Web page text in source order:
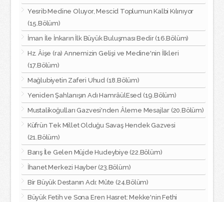
Yesrib Medine Oluyor, Mescid Toplumun Kalbi Kılınıyor
(15.Bölüm)
İman İle İnkarın İlk Büyük Buluşması Bedir (16.Bölüm)
Hz. Âişe (ra) Annemizin Gelişi ve Medine'nin İlkleri
(17.Bölüm)
Mağlubiyetin Zaferi Uhud (18.Bölüm)
Yeniden Şahlanışın Adı HamrâülEsed (19.Bölüm)
Mustalikoğulları Gazvesi'nden Âleme Mesajlar (20.Bölüm)
Küfrün Tek Millet Olduğu Savaş Hendek Gazvesi
(21.Bölüm)
Barış İle Gelen Müjde Hudeybiye (22.Bölüm)
İhanet Merkezi Hayber (23.Bölüm)
Bir Büyük Destanın Adı: Mûte (24.Bölüm)
Büyük Fetih ve Sona Eren Hasret: Mekke'nin Fethi